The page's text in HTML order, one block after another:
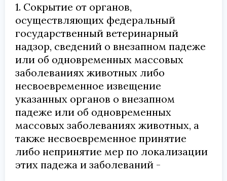
1. Сокрытие от органов,
осуществляющих федеральный
государственный ветеринарный
надзор, сведений о внезапном падеже
или об одновременных массовых
заболеваниях животных либо
несвоевременное извещение
указанных органов о внезапном
падеже или об одновременных
массовых заболеваниях животных, а
также несвоевременное принятие
либо непринятие мер по локализации
этих падежа и заболеваний -